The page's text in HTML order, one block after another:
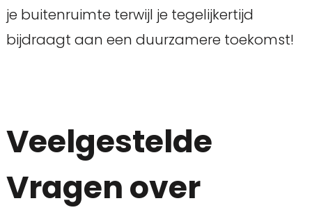
je buitenruimte terwijl je tegelijkertijd
bijdraagt aan een duurzamere toekomst!
Veelgestelde
Vragen over